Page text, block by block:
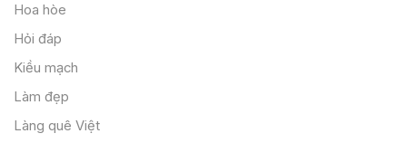
Hoa hòe
Hỏi đáp
Kiều mạch
Làm đẹp
Làng quê Việt